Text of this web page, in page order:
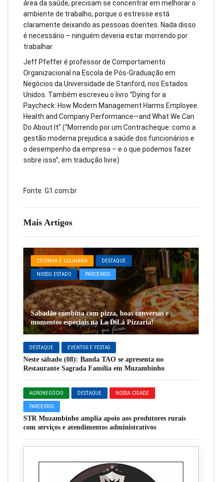
Mais Artigos
COZINHA E CULINÁRIA DESTAQUE
NOSSO ESTADO PARCEIROS
Sabadão combina com pizza, boas conversas e
momentos especiais na La DiLá Pizzaria!
DESTAQUE EVENTOS E FESTAS
Neste sábado (08): Banda TAO se apresenta no
Restaurante Sagrada Família em Muzambinho
AGRONEGÓCIO DESTAQUE NOSSA CIDADE
PARCEIROS
STR Muzambinho amplia apoio aos produtores rurais
com serviços e atendimentos administrativos
área da saúde, precisam se concentrar em melhorar o
ambiente de trabalho, porque o estresse está
claramente deixando as pessoas doentes. Nada disso
é necessário – ninguém deveria estar morrendo por
trabalhar.
Jeff Pfeffer é professor de Comportamento
Organizacional na Escola de Pós-Graduação em
Negócios da Universidade de Stanford, nos Estados
Unidos. Também escreveu o livro “Dying for a
Paycheck: How Modern Management Harms Employee
Health and Company Performance—and What We Can
Do About It” (“Morrendo por um Contracheque: como a
gestão moderna prejudica a saúde dos funcionários e
o desempenho da empresa – e o que podemos fazer
sobre isso”, em tradução livre)
Fonte: G1.com.br